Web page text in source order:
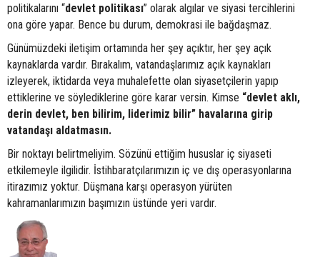
politikalarını “devlet politikası” olarak algılar ve siyasi tercihlerini
ona göre yapar. Bence bu durum, demokrasi ile bağdaşmaz.
Günümüzdeki iletişim ortamında her şey açıktır, her şey açık
kaynaklarda vardır. Bırakalım, vatandaşlarımız açık kaynakları
izleyerek, iktidarda veya muhalefette olan siyasetçilerin yapıp
ettiklerine ve söylediklerine göre karar versin. Kimse “devlet aklı,
derin devlet, ben bilirim, liderimiz bilir” havalarına girip
vatandaşı aldatmasın.
Bir noktayı belirtmeliyim. Sözünü ettiğim hususlar iç siyaseti
etkilemeyle ilgilidir. İstihbaratçılarımızın iç ve dış operasyonlarına
itirazımız yoktur. Düşmana karşı operasyon yürüten
kahramanlarımızın başımızın üstünde yeri vardır.